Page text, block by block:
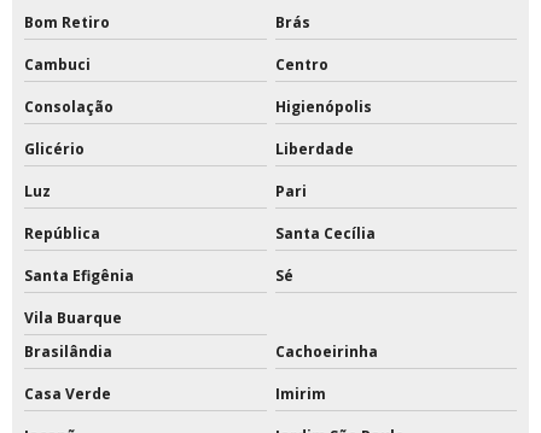
Rede de beach tennis
Rede de beach tennis completa
Rede de beach tennis oficial
Rede de beach tennis profissional
Rede de tênis profissional
Rede para trave de futsal
Redes de proteção para quadras esportivas
Bom Retiro Brás
Cambuci Centro
Consolação Higienópolis
Glicério Liberdade
Luz Pari
República Santa Cecília
Santa Efigênia Sé
Vila Buarque
Brasilândia
Cachoeirinha
Casa Verde Imirim